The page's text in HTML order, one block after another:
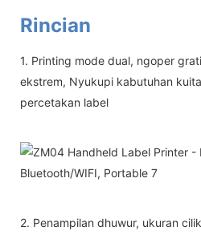
Rincian
1. Printing mode dual, ngoper
ekstrem, Nyukupi kabutuhan
percetakan label
2. Penampilan dhuwur, ukuran